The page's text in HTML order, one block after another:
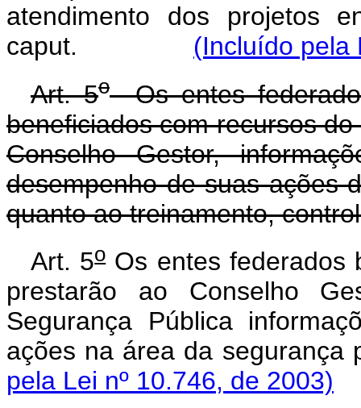
atendimento dos projetos
caput. (Incluído pela
Art. 5oOs entes
beneficiados com recursos
Conselho Gestor,
desempenho de suas ações
quanto ao treinamento,
Art. 5oOs entes federados
prestarão ao Conselho
Segurança Pública
ações na área da
pela Lei nº 10.746, de 2003)